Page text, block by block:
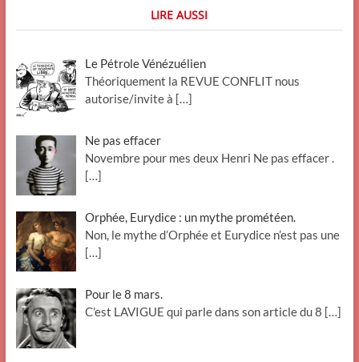
LIRE AUSSI
Le Pétrole Vénézuélien
Théoriquement la REVUE CONFLIT nous
autorise/invite à […]
Ne pas effacer
Novembre pour mes deux Henri Ne pas effacer .
[…]
Orphée, Eurydice : un mythe prométéen.
Non, le mythe d’Orphée et Eurydice n’est pas une
[…]
Pour le 8 mars.
C’est LAVIGUE qui parle dans son article du 8 […]